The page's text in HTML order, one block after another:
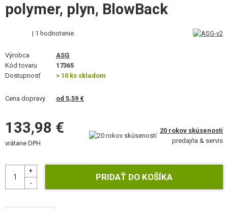
VÝSTROJ, UNIFORMY, PÚZDRA
MASKOVANIE, FARBY, PÁSKY
VYSIELAČKY, HEADSETY, KAMERY
DOPLNKY K ZBRANIAM, POPRUHY
NÁHRADNÉ DIELY ZBRANÍ, UPGRADE
SERVIS A ÚDRŽBA ZBRANÍ
SEBAOBRANA, VÝCVIK, NOŽE
TERČE, STRELNICE
OUTDOOR A BUSHCRAFT
polymer, plyn, BlowBack
| 1 hodnotenie
Výrobca
ASG
Kód tovaru
17365
Dostupnosť
> 10 ks skladom
Cena dopravy od 5,59 €
133,98 €
vrátane DPH
20 rokov skúseností
predajňa & servis